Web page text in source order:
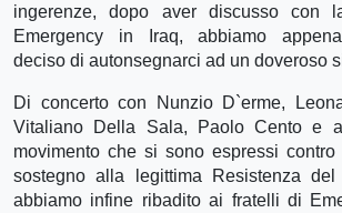
ingerenze, dopo aver discusso con
Emergency in Iraq, abbiamo
deciso di autonsegnarci ad un doveroso
Di concerto con Nunzio D`erme,
Vitaliano Della Sala, Paolo Cento e
movimento che si sono espressi
sostegno alla legittima Resistenza del
abbiamo infine ribadito ai fratelli di